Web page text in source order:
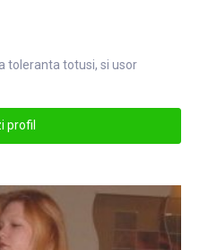
toleranta totusi, si usor
profil